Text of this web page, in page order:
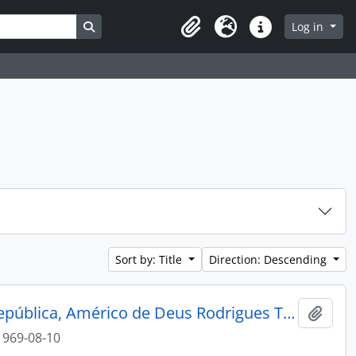
Search in browse page
ClipboardLanguageQuick linksLog in
Sort by: Title Direction: Descending
Visita oficial do Presidente da República, Américo de Deus Rodrigues Tomás
08-10